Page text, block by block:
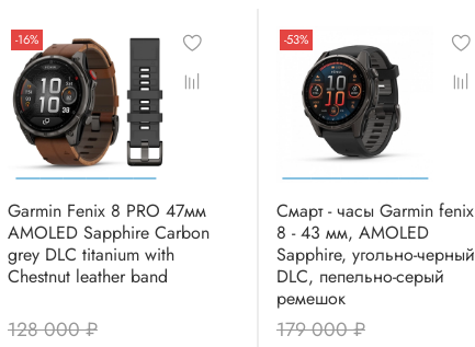
-16%
Garmin Fenix 8 PRO 47мм
AMOLED Sapphire Carbon
grey DLC titanium with
Chestnut leather band
128 000 ₽
-53%
Смарт - часы Garmin fenix
8 - 43 мм, AMOLED
Sapphire, угольно-черный
DLC, пепельно-серый
ремешок
179 000 ₽